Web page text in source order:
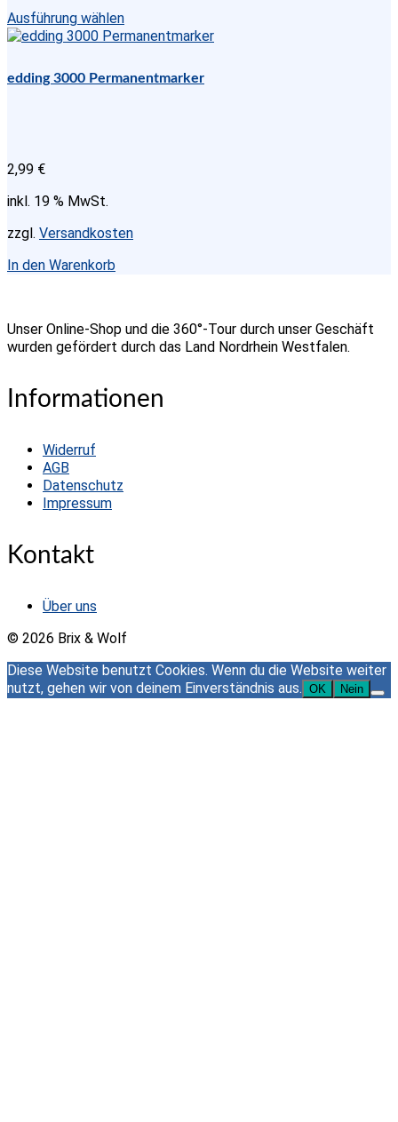
Ausführung wählenDieses
Produkt
mehrere
Varianten
gewählt
edding 3000 Permanentmarker
2,99 €
inkl. 19 % MwSt.
zzgl. Versandkosten
In den Warenkorb
Unser Online-Shop und die 360°-Tour durch unser Geschäft
wurden gefördert durch das Land Nordrhein Westfalen.
Informationen
Widerruf
AGB
Datenschutz
Impressum
Kontakt
Über uns
© 2026 Brix & Wolf
Diese Website benutzt Cookies. Wenn du die Website weiter
nutzt, gehen wir von deinem Einverständnis aus. OK Nein